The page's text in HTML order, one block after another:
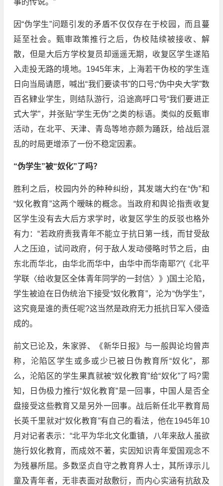
事的传说。”
因“伪学生”问题引发的矛盾不仅仅存在于校园，而且蔓
延至社会。甄审政策推行之后，伪校陆续被接收、解
散，但是大后方学校复员却遥遥无期，收复区学生遂陷
入走投无路的境地。1945年末，上海若干伪校的学生连
日向当局请愿，喊出“我们要读书”的口号;“伪中央大学”数
百名肄业学生，则结队游行，沿途高呼口号“我们要进正
式大学”，并张贴“学生无伪”之类的标语。类似的反甄审
活动，在北平、天津、青岛等地亦颇为踊跃，给战后混
乱的时局更增添了一份不稳定因素。
“伪学生”被“奴化”了吗？
胜利之后，校园内外的种种纠纷，其发端大约在“伪”和
“奴化教育”这两个暧昧的概念。当政府和舆论指责收复
区学生没有去大后方求学时，收复区学生的反驳也格外
有力：“若政府责我青年不能立于抗日第一线，而甘受敌
人之压迫，试问政府，何于敌人发动侵略时节之后，由
东北而华北，由华北而华中，由华中而华南耶?”(《北平
学联〈给收复区全体青年同学的一封信〉》)国土沦陷，
学生被迫在日伪统治下接受“奴化教育”，沦为“伪学生”，
这究竟是谁的责任呢?这当然是政府无力抵抗日军入侵造
成的。
前文已论及，朱家骅、《新华日报》与一般舆论均曾声
称，沦陷区学生或多或少已被日伪教育所“奴化”，那
么，沦陷区的学生果真就被“奴化教育”给“奴化”了吗?需
知，日伪极力推行“奴化教育”是一回事，中国人是否全
盘接受这些教育又是另外一回事。战后新任北平教育局
长英千里就对“奴化教育”有自己的看法，他在1945年10
月对记者表示：“北平为华北文化重镇，八年来敌人虽欲
施行奴化教育，而成效不著，实因知识青年爱国观念不
为残暴所屈。多数坚贞自守之教育界人士，其所谆示儿
童及青年者，无非表面对敌敷衍，而内心实涵有抗敌及